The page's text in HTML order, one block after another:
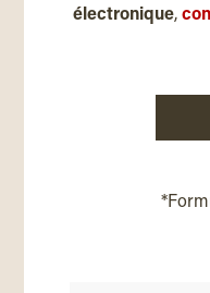
électronique,